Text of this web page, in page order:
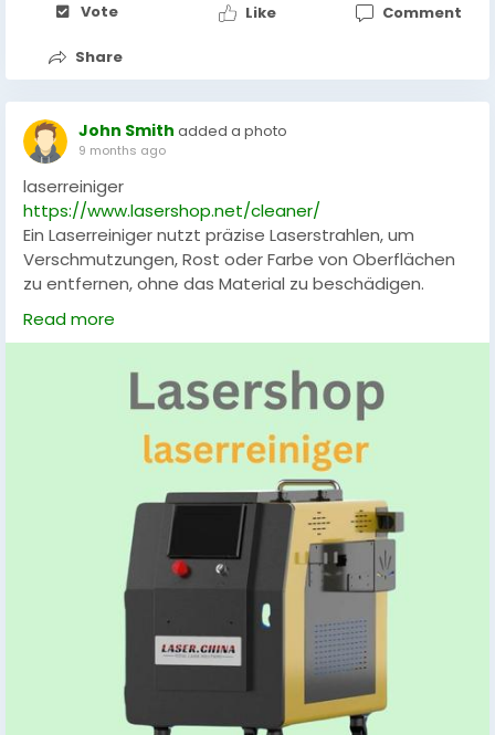
Vote Like Comment
Share
John Smith added a photo
9 months ago
laserreiniger
https://www.lasershop.net/cleaner/
Ein Laserreiniger nutzt präzise Laserstrahlen, um
Verschmutzungen, Rost oder Farbe von Oberflächen
zu entfernen, ohne das Material zu beschädigen.
Diese Technologie bietet schnelle, effiziente und
umweltfreundliche Reinigungslösungen für Industrie,
#Laserreiniger#Oberflächenreinigung
#Rostentfernung
#Industriereinigung
#Umweltfreundlich#Präzisionsreinigung
#Restaurierung
#Lasertechnologie
Read more